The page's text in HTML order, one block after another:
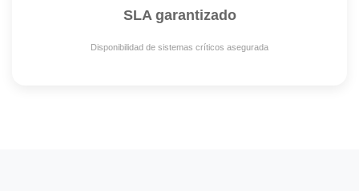
SLA garantizado
Disponibilidad de sistemas críticos asegurada